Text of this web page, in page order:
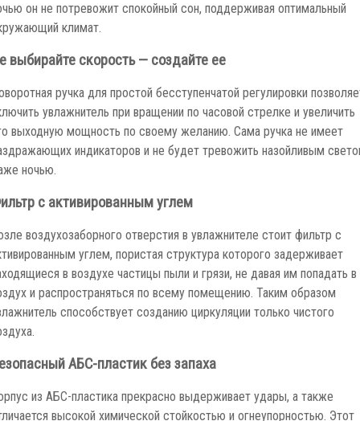
он не потревожит спокойный сон, поддерживая оптимальный
климат.
выбирайте скорость — создайте ее
ручка для простой бесступенчатой регулировки
увлажнитель при вращении по часовой стрелке и увеличить
выходную мощность по своему желанию. Сама ручка не имеет
индикаторов и не будет тревожить назойливым
ночью.
с активированным углем
воздухозаборного отверстия в увлажнителе стоит фильтр с
углем, пористая структура которого задерживает
в воздухе частицы пыли и грязи, не давая им попадать в
и распространяться по всему помещению. Таким образом
способствует созданию циркуляции только чистого
АБС-пластик без запаха
из АБС-пластика прекрасно выдерживает удары, а также
высокой химической стойкостью и огнеупорностью. Этот